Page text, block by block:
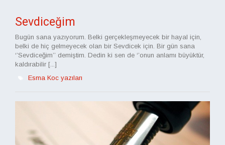
Sevdiceğim
Bugün sana yazıyorum. Belki gerçekleşmeyecek bir hayal için,
belki de hiç gelmeyecek olan bir Sevdicek için. Bir gün sana
‘’Sevdiceğim’’ demiştim. Dedin ki sen de ‘’onun anlamı büyüktür,
kaldırabilir [...]
Esma Koc yazıları